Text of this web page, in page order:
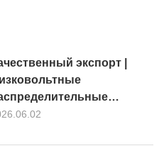
экспорт |
соответствующие
приемку. Проект по